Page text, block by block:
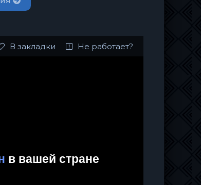
В закладки Не работает?